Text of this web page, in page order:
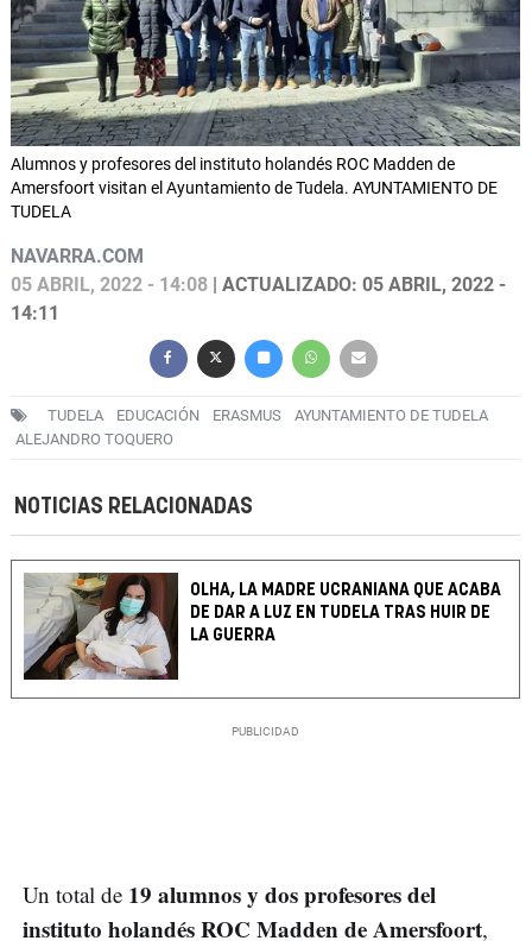
Alumnos y profesores del instituto holandés ROC Madden de
Amersfoort visitan el Ayuntamiento de Tudela. AYUNTAMIENTO DE
TUDELA
NAVARRA.COM
05 ABRIL, 2022 - 14:08 | ACTUALIZADO: 05 ABRIL, 2022 -
14:11
TUDELA EDUCACIÓN ERASMUS
AYUNTAMIENTO DE TUDELA
ALEJANDRO TOQUERO
NOTICIAS RELACIONADAS
OLHA, LA MADRE UCRANIANA QUE ACABA
DE DAR A LUZ EN TUDELA TRAS HUIR DE
LA GUERRA
Un total de 19 alumnos y dos profesores del
instituto holandés ROC Madden de Amersfoort,